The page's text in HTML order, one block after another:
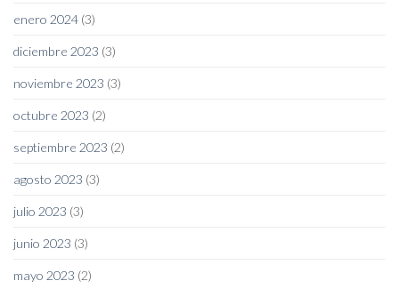
enero 2024 (3)
diciembre 2023 (3)
noviembre 2023 (3)
octubre 2023 (2)
septiembre 2023 (2)
agosto 2023 (3)
julio 2023 (3)
junio 2023 (3)
mayo 2023 (2)